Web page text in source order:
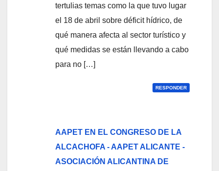
tertulias temas como la que tuvo lugar
el 18 de abril sobre déficit hídrico, de
qué manera afecta al sector turístico y
qué medidas se están llevando a cabo
para no […]
RESPONDER
AAPET EN EL CONGRESO DE LA
ALCACHOFA - AAPET ALICANTE -
ASOCIACIÓN ALICANTINA DE